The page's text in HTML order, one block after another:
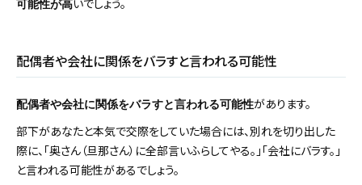
可能性が高いでしょう。
配偶者や会社に関係をバラすと言われる可能性
配偶者や会社に関係をバラすと言われる可能性があります。
部下があなたと本気で交際をしていた場合には、別れを切り出した
際に、「奥さん（旦那さん）に全部言いふらしてやる。」「会社にバラす。」
と言われる可能性があるでしょう。